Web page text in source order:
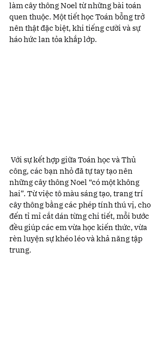
làm cây thông Noel từ những bài toán
quen thuộc. Một tiết học Toán bỗng trở
nên thật đặc biệt, khi tiếng cười và sự
háo hức lan tỏa khắp lớp.
Với sự kết hợp giữa Toán học và Thủ
công, các bạn nhỏ đã tự tay tạo nên
những cây thông Noel “có một không
hai”. Từ việc tô màu sáng tạo, trang trí
cây thông bằng các phép tính thú vị, cho
đến tỉ mỉ cắt dán từng chi tiết, mỗi bước
đều giúp các em vừa học kiến thức, vừa
rèn luyện sự khéo léo và khả năng tập
trung.